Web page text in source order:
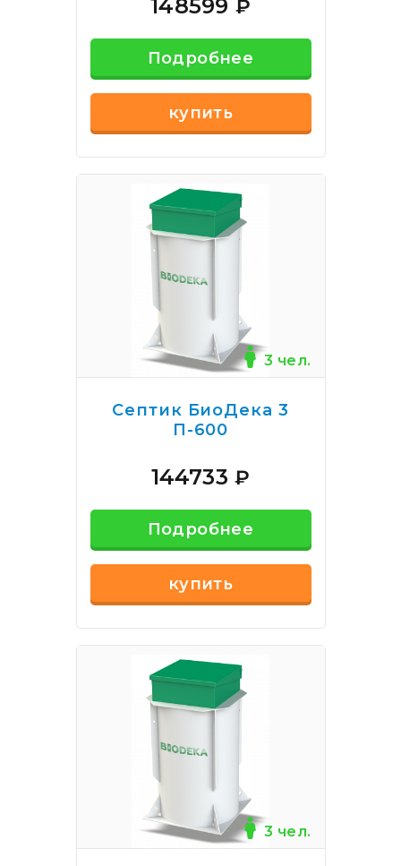
148599 ₽
Подробнее
купить
3 чел.
Септик БиоДека 3
П-600
144733₽
Подробнее
купить
3 чел.